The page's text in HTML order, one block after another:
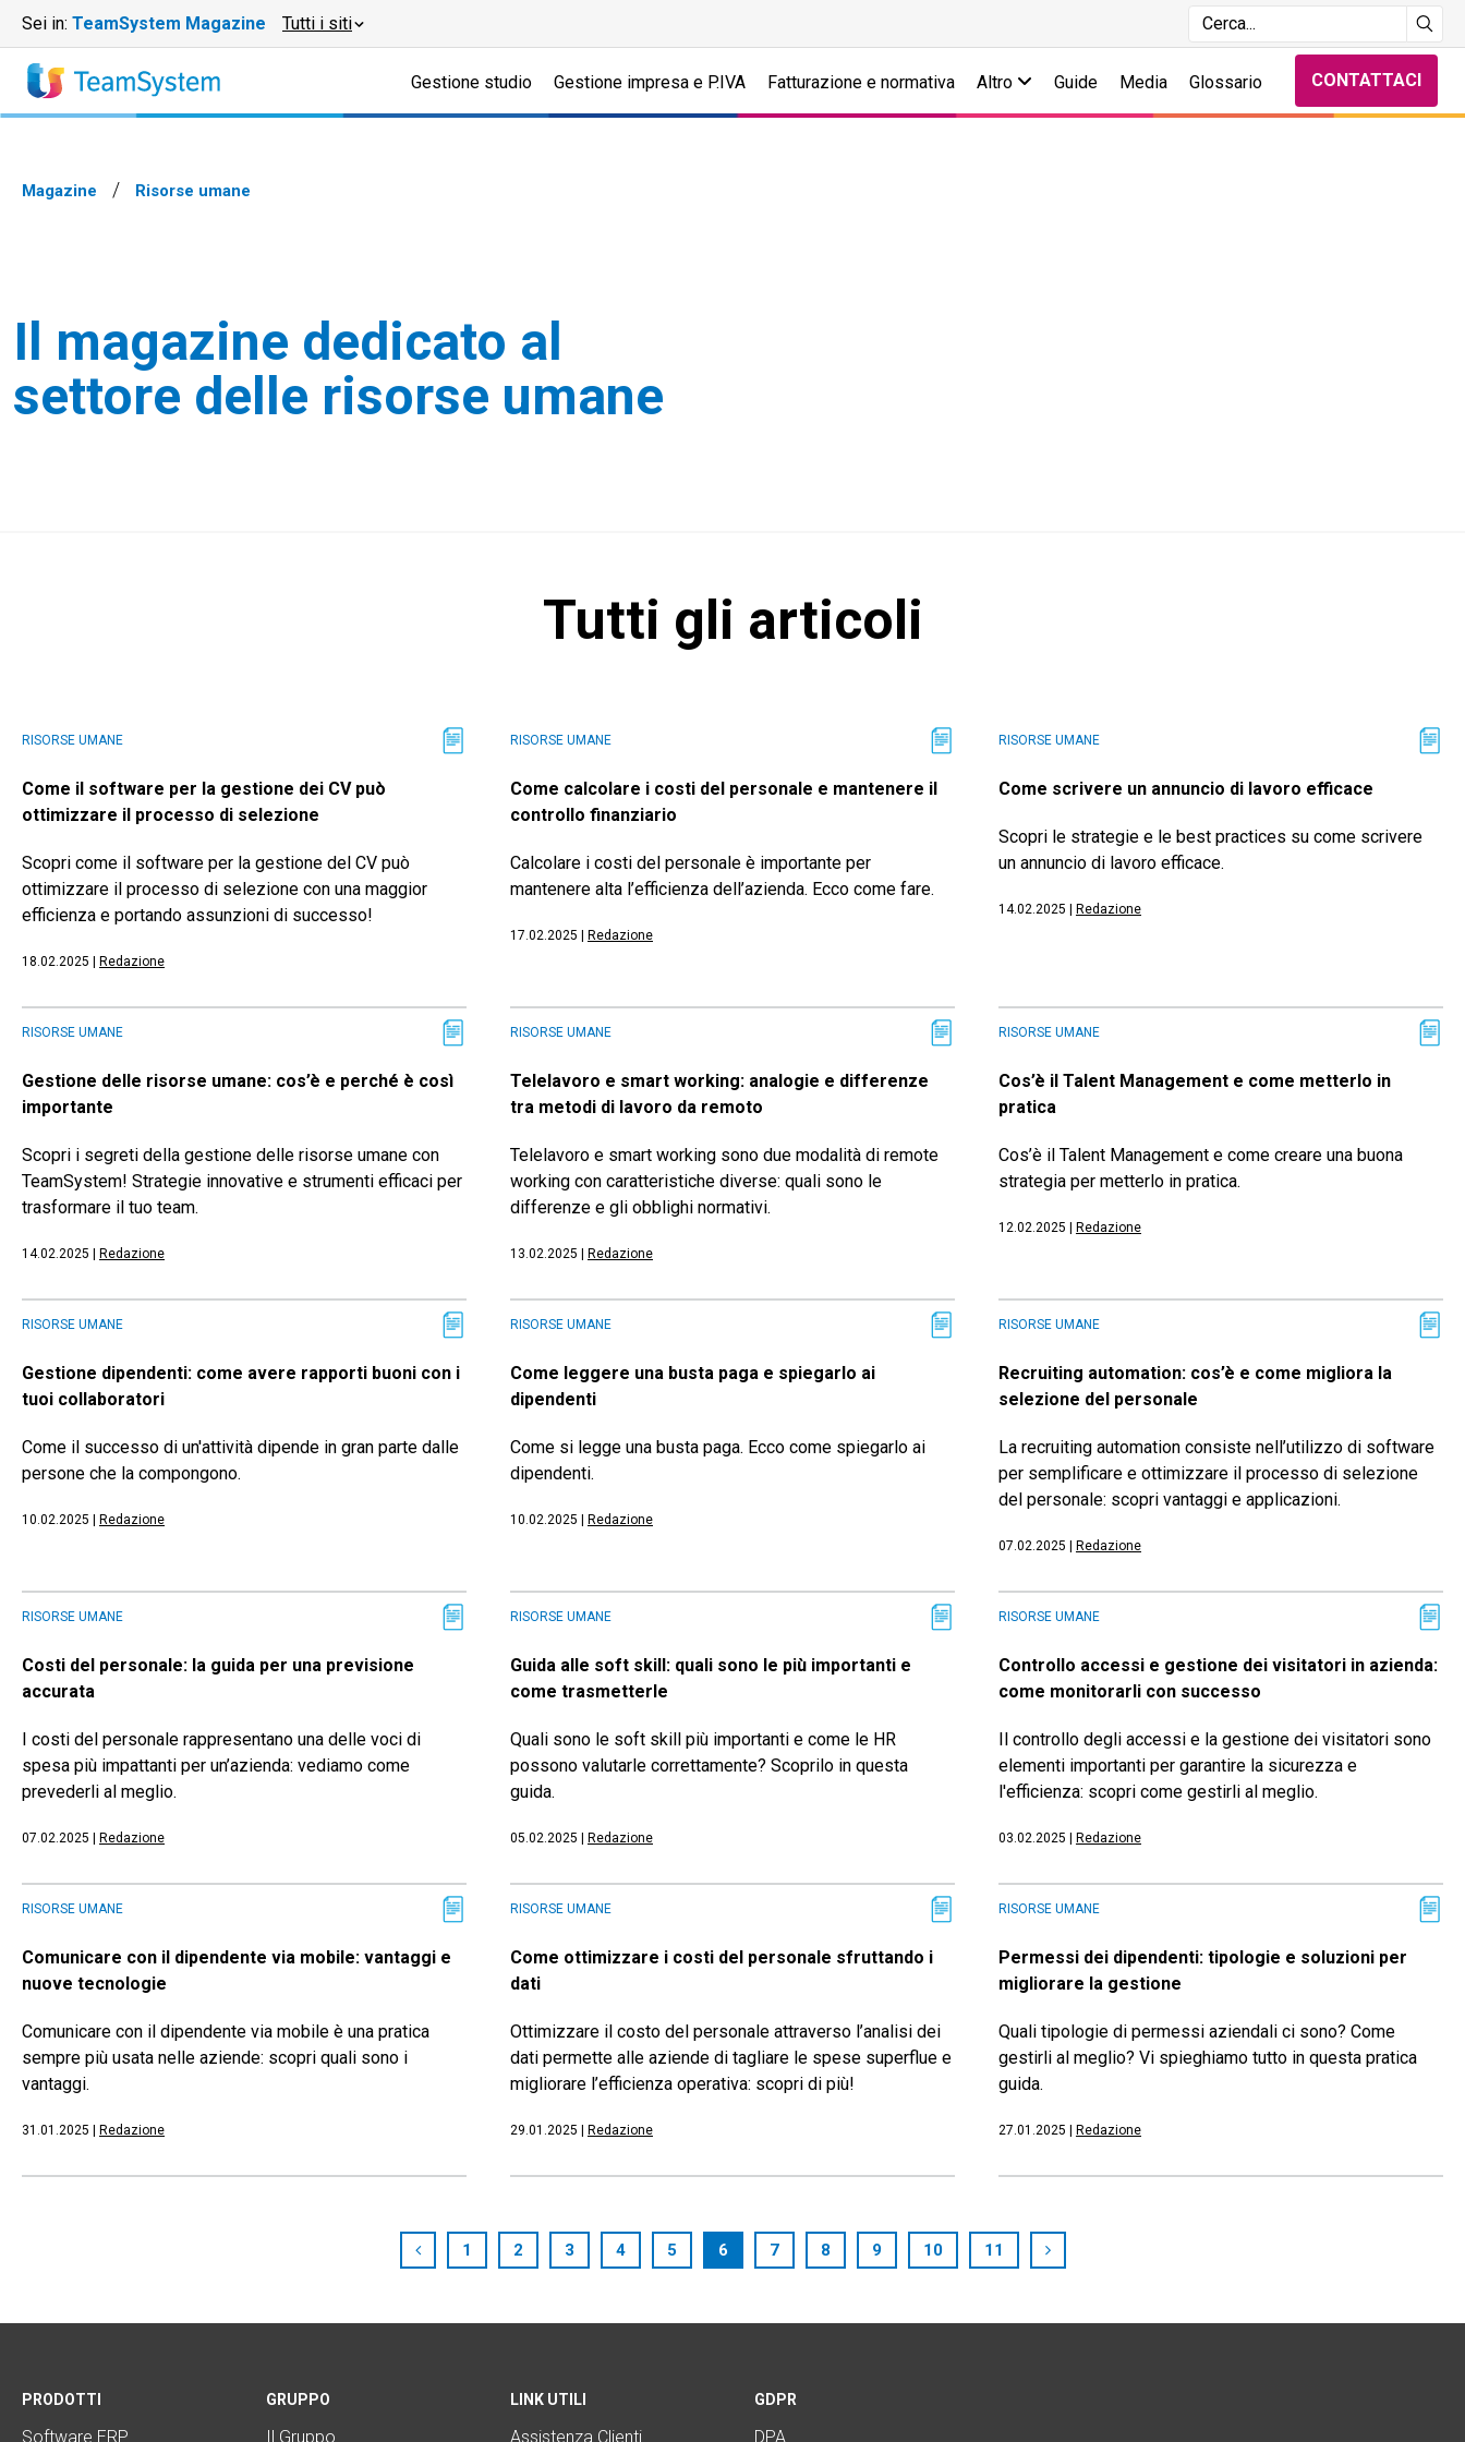
Sei in: TeamSystem Magazine Tutti i siti
Gestione studio Gestione impresa e P.IVA Fatturazione e normativa Altro Guide Media Glossario CONTATTACI
Magazine Risorse umane
Il magazine dedicato al
settore delle risorse umane
Tutti gli articoli
RISORSE UMANE
Come il software per la gestione dei CV può
ottimizzare il processo di selezione
Scopri come il software per la gestione del CV può
ottimizzare il processo di selezione con una maggior
efficienza e portando assunzioni di successo!
18.02.2025 Redazione
RISORSE UMANE
Come calcolare i costi del personale e mantenere il
controllo finanziario
Calcolare i costi del personale è importante per
mantenere alta l’efficienza dell’azienda. Ecco come fare.
17.02.2025 Redazione
RISORSE UMANE
Come scrivere un annuncio di lavoro efficace
Scopri le strategie e le best practices su come scrivere
un annuncio di lavoro efficace.
14.02.2025 Redazione
RISORSE UMANE
Gestione delle risorse umane: cos’è e perché è così
importante
Scopri i segreti della gestione delle risorse umane con
TeamSystem! Strategie innovative e strumenti efficaci per
trasformare il tuo team.
14.02.2025 Redazione
RISORSE UMANE
Telelavoro e smart working: analogie e differenze
tra metodi di lavoro da remoto
Telelavoro e smart working sono due modalità di remote
working con caratteristiche diverse: quali sono le
differenze e gli obblighi normativi.
13.02.2025 Redazione
RISORSE UMANE
Cos’è il Talent Management e come metterlo in
pratica
Cos’è il Talent Management e come creare una buona
strategia per metterlo in pratica.
12.02.2025 Redazione
RISORSE UMANE
Gestione dipendenti: come avere rapporti buoni con i
tuoi collaboratori
Come il successo di un'attività dipende in gran parte dalle
persone che la compongono.
10.02.2025 Redazione
RISORSE UMANE
Come leggere una busta paga e spiegarlo ai
dipendenti
Come si legge una busta paga. Ecco come spiegarlo ai
dipendenti.
10.02.2025 Redazione
RISORSE UMANE
Recruiting automation: cos’è e come migliora la
selezione del personale
La recruiting automation consiste nell’utilizzo di software
per semplificare e ottimizzare il processo di selezione
del personale: scopri vantaggi e applicazioni.
07.02.2025 Redazione
RISORSE UMANE
Costi del personale: la guida per una previsione
accurata
I costi del personale rappresentano una delle voci di
spesa più impattanti per un’azienda: vediamo come
prevederli al meglio.
07.02.2025 Redazione
RISORSE UMANE
Guida alle soft skill: quali sono le più importanti e
come trasmetterle
Quali sono le soft skill più importanti e come le HR
possono valutarle correttamente? Scoprilo in questa
guida.
05.02.2025 Redazione
RISORSE UMANE
Controllo accessi e gestione dei visitatori in azienda:
come monitorarli con successo
Il controllo degli accessi e la gestione dei visitatori sono
elementi importanti per garantire la sicurezza e
l'efficienza: scopri come gestirli al meglio.
03.02.2025 Redazione
RISORSE UMANE
Comunicare con il dipendente via mobile: vantaggi e
nuove tecnologie
Comunicare con il dipendente via mobile è una pratica
sempre più usata nelle aziende: scopri quali sono i
vantaggi.
31.01.2025 Redazione
RISORSE UMANE
Come ottimizzare i costi del personale sfruttando i
dati
Ottimizzare il costo del personale attraverso l’analisi dei
dati permette alle aziende di tagliare le spese superflue e
migliorare l’efficienza operativa: scopri di più!
29.01.2025 Redazione
RISORSE UMANE
Permessi dei dipendenti: tipologie e soluzioni per
migliorare la gestione
Quali tipologie di permessi aziendali ci sono? Come
gestirli al meglio? Vi spieghiamo tutto in questa pratica
guida.
27.01.2025 Redazione
1 2 3 4 5 6 7 8 9 10 11
PRODOTTI
Software ERP
GRUPPO
Il Gruppo
LINK UTILI
Assistenza Clienti
GDPR
DPA